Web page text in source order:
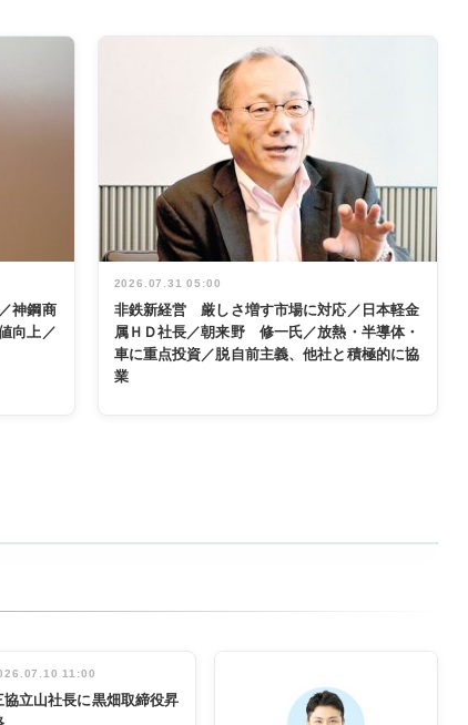
神鋼商
向上／
2026.07.31 05:00
非鉄新経営 厳しさ増す市場に対応／日本軽金
属ＨＤ社長／朝来野 修一氏／放熱・半導体・
車に重点投資／脱自前主義、他社と積極的に協
業
11:00
協立山社長に黒畑取締役昇